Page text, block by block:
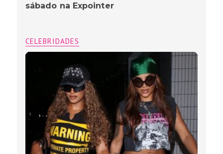
sábado na Expointer
CELEBRIDADES